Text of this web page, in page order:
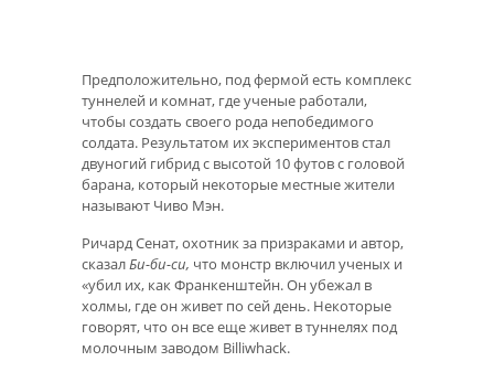
Предположительно, под фермой есть комплекс
туннелей и комнат, где ученые работали,
чтобы создать своего рода непобедимого
солдата. Результатом их экспериментов стал
двуногий гибрид с высотой 10 футов с головой
барана, который некоторые местные жители
называют Чиво Мэн.
Ричард Сенат, охотник за призраками и автор,
сказалБи-би-си, что монстр включил ученых и
«убил их, как Франкенштейн. Он убежал в
холмы, где он живет по сей день. Некоторые
говорят, что он все еще живет в туннелях под
молочным заводом Billiwhack.